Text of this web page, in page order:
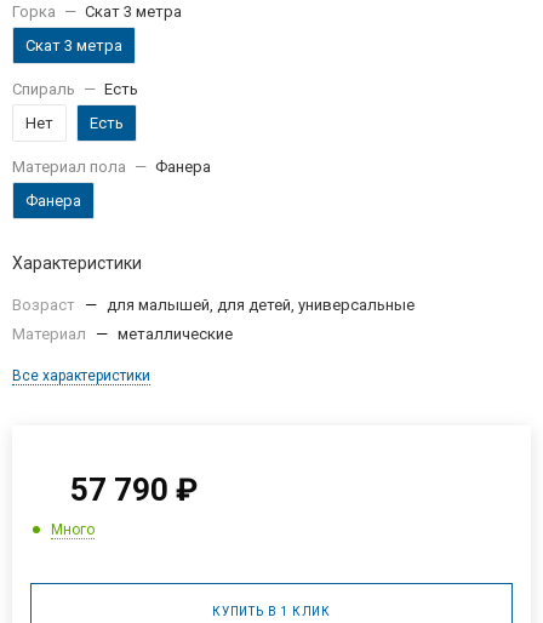
Горка — Скат 3 метра
Скат 3 метра
Спираль — Есть
Нет
Есть
Материал пола — Фанера
Фанера
Характеристики
Возраст — для малышей, для детей, универсальные
Материал
— металлические
Все характеристики
57 790 ₽
Много
КУПИТЬ В 1 КЛИК